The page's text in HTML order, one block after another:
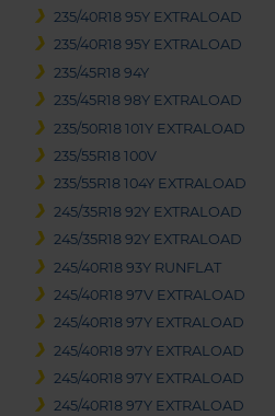
235/40R18 95Y EXTRALOAD
235/40R18 95Y EXTRALOAD
235/45R18 94Y
235/45R18 98Y EXTRALOAD
235/50R18 101Y EXTRALOAD
235/55R18 100V
235/55R18 104Y EXTRALOAD
245/35R18 92Y EXTRALOAD
245/35R18 92Y EXTRALOAD
245/40R18 93Y RUNFLAT
245/40R18 97V EXTRALOAD
245/40R18 97Y EXTRALOAD
245/40R18 97Y EXTRALOAD
245/40R18 97Y EXTRALOAD
245/40R18 97Y EXTRALOAD